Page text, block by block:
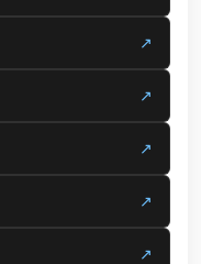
↗
↗
↗
↗
↗